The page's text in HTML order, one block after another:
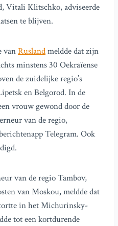
Vitali Klitschko, adviseerde
te blijven.
vanRuslandmeldde dat zijn
minstens 30 Oekraïense
de zuidelijke regio’s
en Belgorod. In de
vrouw gewond door de
van de regio,
Telegram. Ook
van de regio Tambov,
van Moskou, meldde dat
in het Michurinsky-
tot een kortdurende